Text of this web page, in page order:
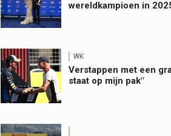
wereldkampioen in
WK
Verstappen met een
staat op mijn pak"